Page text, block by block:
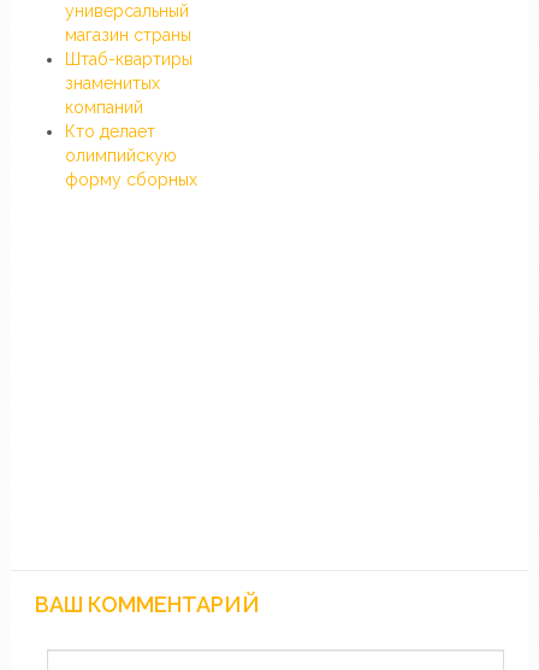
универсальный
магазин страны
Штаб-квартиры
знаменитых
компаний
Кто делает
олимпийскую
форму сборных
ВАШ КОММЕНТАРИЙ